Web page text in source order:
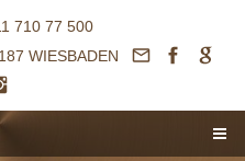
710 77 500
WIESBADEN